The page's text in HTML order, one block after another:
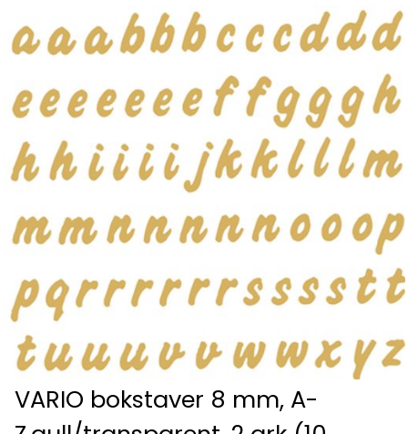
VARIO bokstaver 8 mm, A-